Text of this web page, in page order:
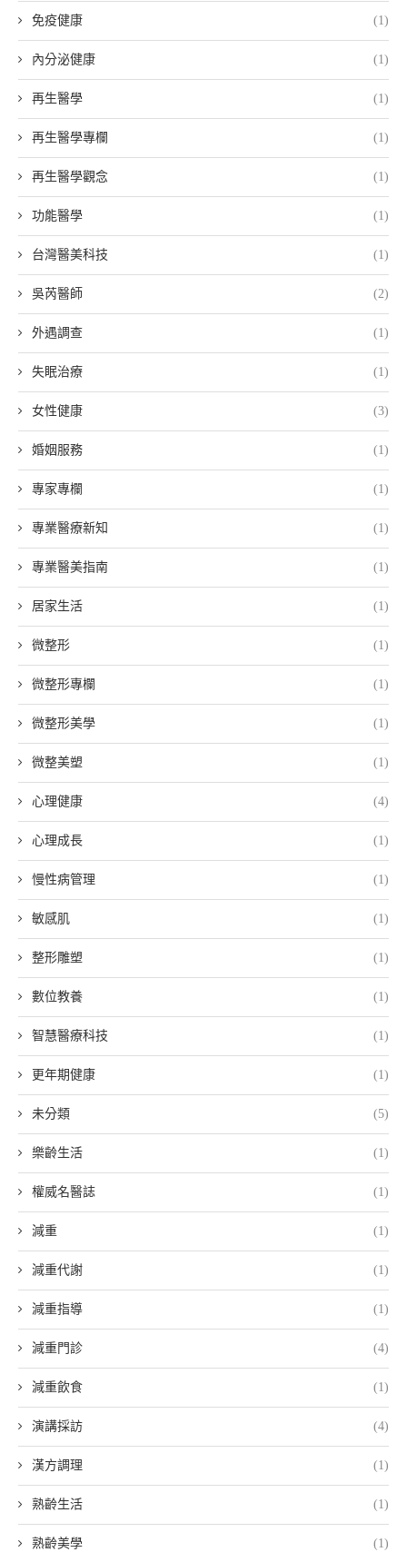
免疫健康 (1)
內分泌健康 (1)
再生醫學 (1)
再生醫學專欄 (1)
再生醫學觀念 (1)
功能醫學 (1)
台灣醫美科技 (1)
吳芮醫師 (2)
外遇調查 (1)
失眠治療 (1)
女性健康 (3)
婚姻服務 (1)
專家專欄 (1)
專業醫療新知 (1)
專業醫美指南 (1)
居家生活 (1)
微整形 (1)
微整形專欄 (1)
微整形美學 (1)
微整美塑 (1)
心理健康 (4)
心理成長 (1)
慢性病管理 (1)
敏感肌 (1)
整形雕塑 (1)
數位教養 (1)
智慧醫療科技 (1)
更年期健康 (1)
未分類 (5)
樂齡生活 (1)
權威名醫誌 (1)
減重 (1)
減重代謝 (1)
減重指導 (1)
減重門診 (4)
減重飲食 (1)
演講採訪 (4)
漢方調理 (1)
熟齡生活 (1)
熟齡美學 (1)